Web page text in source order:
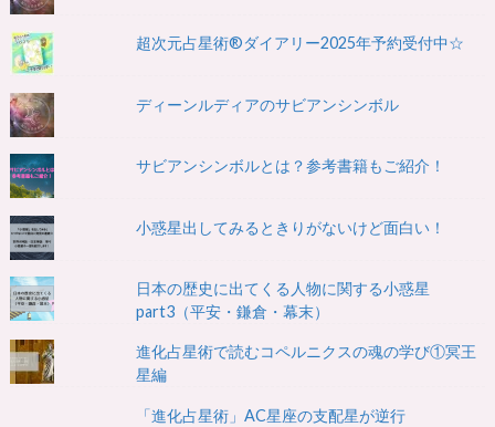
超次元占星術®ダイアリー2025年予約受付中☆
ディーンルディアのサビアンシンボル
サビアンシンボルとは？参考書籍もご紹介！
小惑星出してみるときりがないけど面白い！
日本の歴史に出てくる人物に関する小惑星
part3（平安・鎌倉・幕末）
進化占星術で読むコペルニクスの魂の学び①冥王
星編
「進化占星術」AC星座の支配星が逆行